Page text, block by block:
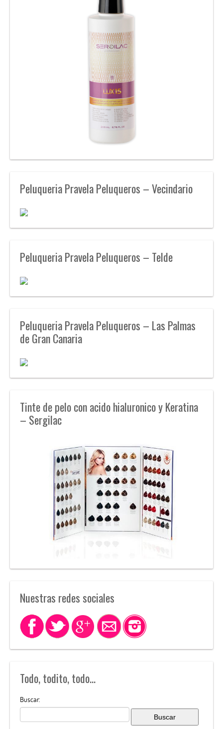
Peluqueria Pravela Peluqueros – Vecindario
Peluqueria Pravela Peluqueros – Telde
Peluqueria Pravela Peluqueros – Las Palmas
de Gran Canaria
Tinte de pelo con acido hialuronico y Keratina
– Sergilac
Nuestras redes sociales
Todo, todito, todo…
Buscar: